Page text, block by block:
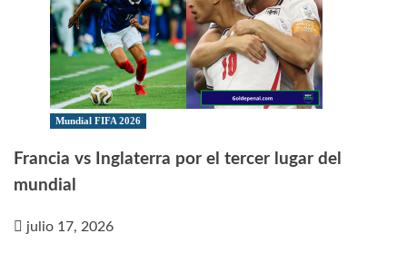
Mundial FIFA 2026
Francia vs Inglaterra por el tercer lugar del
mundial
julio 17, 2026